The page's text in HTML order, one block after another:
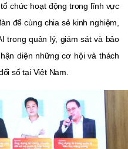
chức hoạt động trong lĩnh vực
để cùng chia sẻ kinh nghiệm,
trong quản lý, giám sát và bảo
diện những cơ hội và thách
số tại Việt Nam.